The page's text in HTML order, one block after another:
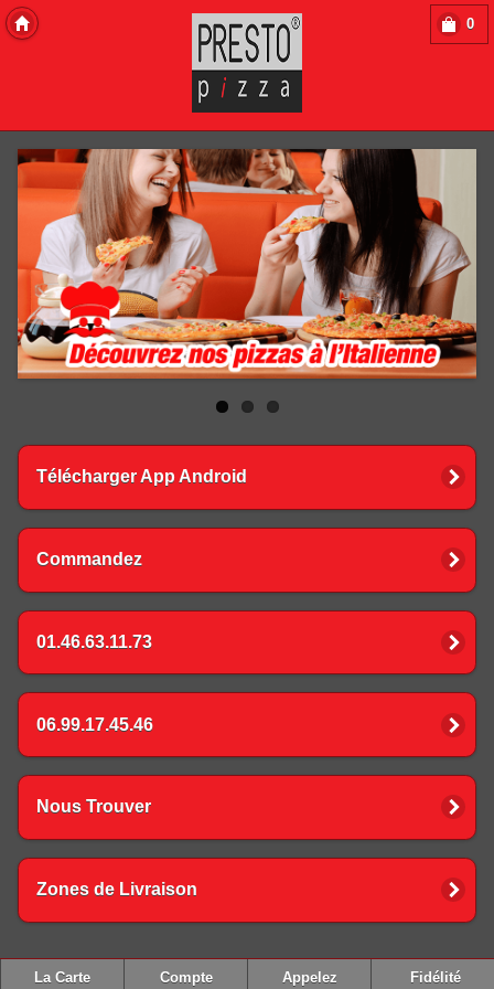
0
Télécharger App Android
Commandez
01.46.63.11.73
06.99.17.45.46
Nous Trouver
Zones de Livraison
La Carte Compte Appelez Fidélité
Copyright 2013 Des-Click Com